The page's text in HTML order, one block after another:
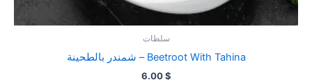
سلطات
شمندر بالطحينة – Beetroot With Tahina
6.00$